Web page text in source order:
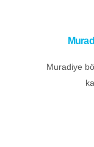
Muradiye